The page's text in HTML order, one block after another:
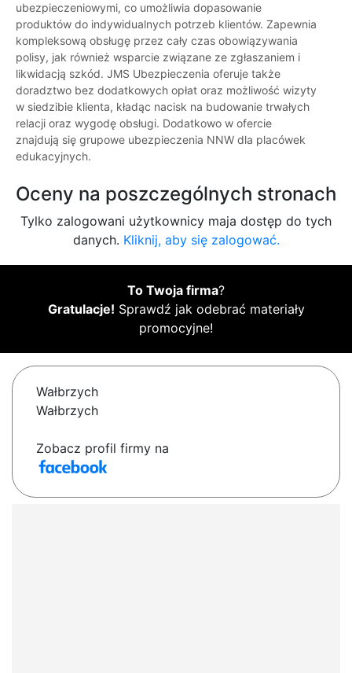
ubezpieczeniowymi, co umożliwia dopasowanie
produktów do indywidualnych potrzeb klientów. Zapewnia
kompleksową obsługę przez cały czas obowiązywania
polisy, jak również wsparcie związane ze zgłaszaniem i
likwidacją szkód. JMS Ubezpieczenia oferuje także
doradztwo bez dodatkowych opłat oraz możliwość wizyty
w siedzibie klienta, kładąc nacisk na budowanie trwałych
relacji oraz wygodę obsługi. Dodatkowo w ofercie
znajdują się grupowe ubezpieczenia NNW dla placówek
edukacyjnych.
Oceny na poszczególnych stronach
Tylko zalogowani użytkownicy maja dostęp do tych
danych. Kliknij, aby się zalogować.
To Twoja firma?
Gratulacje! Sprawdź jak odebrać materiały
promocyjne!
Wałbrzych
Wałbrzych
Zobacz profil firmy na